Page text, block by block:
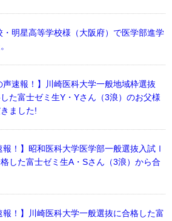
・明星高等学校様（大阪府）で医学部進学
声速報！】川崎医科大学一般地域枠選抜
た富士ゼミ生Y・Yさん（3浪）のお父様
ました!
報！】昭和医科大学医学部一般選抜入試Ⅰ
した富士ゼミ生A・Sさん（3浪）から合
報！】川崎医科大学一般選抜に合格した富